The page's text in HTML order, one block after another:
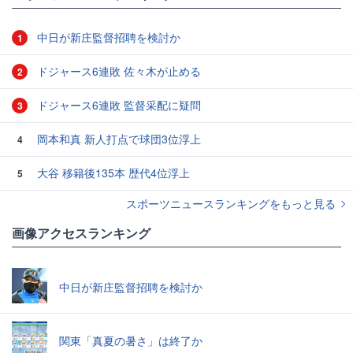
1 中日が新庄監督招聘を検討か
2 ドジャース6連敗 佐々木が止める
3 ドジャース6連敗 監督采配に疑問
4 岡本和真 新人打点で球団3位浮上
5
大谷 移籍後135本 歴代4位浮上
スポーツニュースランキングをもっと見る
画像アクセスランキング
中日が新庄監督招聘を検討か
関東「真夏の暑さ」は終了か